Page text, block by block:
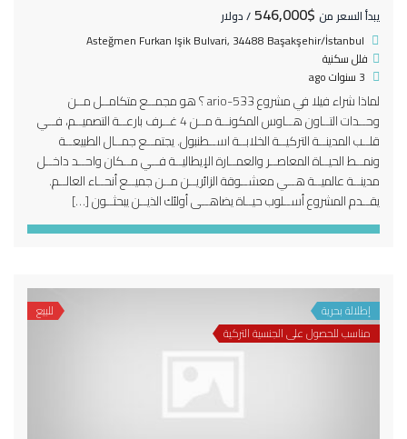
يبدأ السعر من $546,000
/ دولار
Asteğmen Furkan Işik Bulvari, 34488 Başakşehir/İstanbul
فلل سكنية
لماذا شراء فيلا في مشروع ario-533 ؟ هو مجمــع متكامــل مــن
وحــدات التــاون هــاوس المكونــة مــن 4 غــرف بارعــة التصميــم، فــي
قلــب المدينــة التركيــة الخلابــة اســطنبول. يجتمــع جمــال الطبيعــة
ونمــط الحيــاة المعاصــر والعمــارة الإيطاليــة فــي مــكان واحــد داخــل
مدينــة عالميــة هــي معشــوقة الزائريــن مــن جميــع أنحــاء العالــم.
يقــدم المشروع أســلوب حيــاة يضاهــى أولئك الذيــن يبحثــون […]
إطلالة بحرية
مناسب للحصول على الجنسية التركية
للبيع